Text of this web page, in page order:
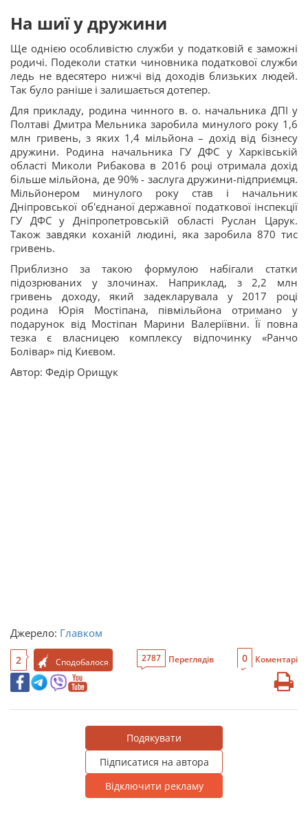
На шиї у дружини
Ще однією особливістю служби у податковій є заможні
родичі. Подеколи статки чиновника податкової служби
ледь не вдесятеро нижчі від доходів близьких людей.
Так було раніше і залишається дотепер.
Для прикладу, родина чинного в. о. начальника ДПІ у
Полтаві Дмитра Мельника заробила минулого року 1,6
млн гривень, з яких 1,4 мільйона – дохід від бізнесу
дружини. Родина начальника ГУ ДФС у Харківській
області Миколи Рибакова в 2016 році отримала дохід
більше мільйона, де 90% - заслуга дружини-підприємця.
Мільйонером минулого року став і начальник
Дніпровської об'єднаної державної податкової інспекції
ГУ ДФС у Дніпропетровській області Руслан Царук.
Також завдяки коханій людині, яка заробила 870 тис
гривень.
Приблизно за такою формулою набігали статки
підозрюваних у злочинах. Наприклад, з 2,2 млн
гривень доходу, який задекларувала у 2017 році
родина Юрія Мостіпана, півмільйона отримано у
подарунок від Мостіпан Марини Валеріївни. Її повна
тезка є власницею комплексу відпочинку «Ранчо
Болівар» під Києвом.
Автор: Федір Орищук
Джерело: Главком
2 Сподобалося 2787 Переглядів 0 Коментарі
Подякувати
Підписатися на автора
Відключити рекламу